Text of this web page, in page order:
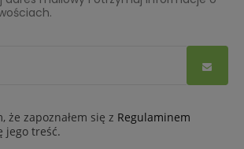
że zapoznałem się z Regulaminem
jego treść.